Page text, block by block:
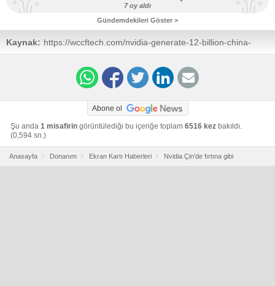
7 oy aldı
Gündemdekileri Göster >
Kaynak: https://wccftech.com/nvidia-generate-12-billion-china-
despite-restrictions-h20-ai-gpu-massive-demand/
Abone ol
Şu anda 1 misafirin görüntülediği bu içeriğe toplam 6516 kez bakıldı.
(0,594 sn.)
Anasayfa Donanım Ekran Kartı Haberleri Nvidia Çin’de fırtına gibi